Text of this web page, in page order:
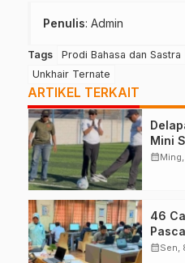
Penulis: Admin
Tags Prodi Bahasa dan Sastra
Unkhair Ternate
ARTIKEL TERKAIT
Mini
calendar_month
46
calendar_monthSen,